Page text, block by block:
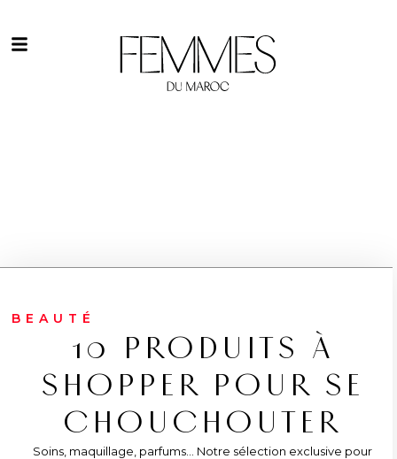
BEAUTÉ
10 PRODUITS À
SHOPPER POUR SE
CHOUCHOUTER
Soins, maquillage, parfums… Notre sélection exclusive pour